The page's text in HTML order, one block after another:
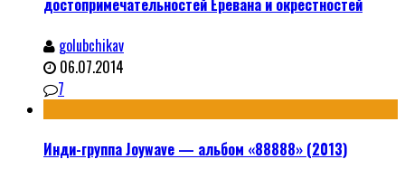
golubchikav
06.07.2014
7
Инди-группа Joywave — альбом «88888» (2013)